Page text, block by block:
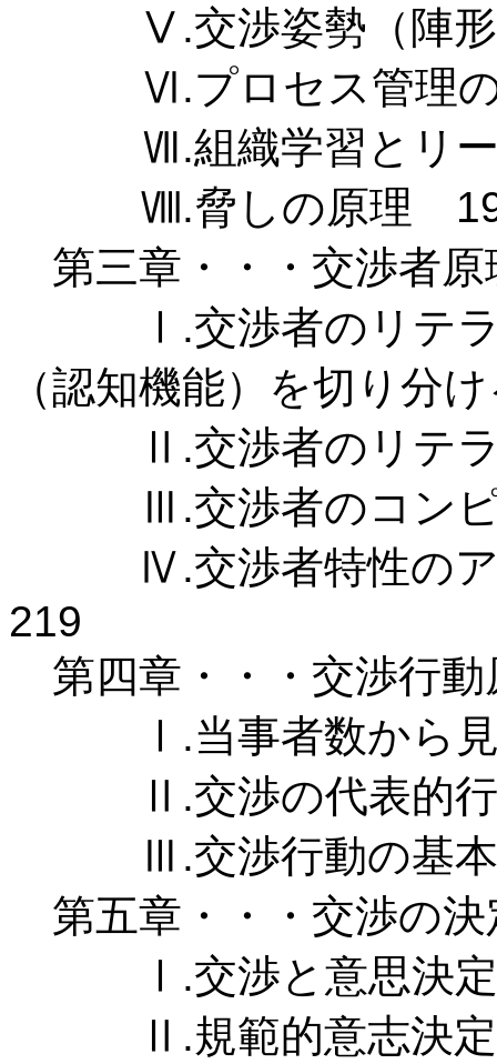
Ⅴ.交渉姿勢（陣形
Ⅵ.プロセス管理の
Ⅶ.組織学習とリー
Ⅷ.脅しの原理
第三章・・・交渉者
Ⅰ.交渉者のリテラシ
（認知機能）を切り分
Ⅱ.交渉者のリテラ
Ⅲ.交渉者のコンピ
Ⅳ.交渉者特性のア
219
第四章・・・交渉行
Ⅰ.当事者数から見
Ⅱ.交渉の代表的行
Ⅲ.交渉行動の基本
第五章・・・交渉の
Ⅰ.交渉と意思決
Ⅱ.規範的意志決定に